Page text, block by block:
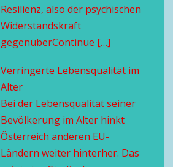
Resilienz, also der psychischen
Widerstandskraft
gegenüberContinue […]
Verringerte Lebensqualität im
Alter
Bei der Lebensqualität seiner
Bevölkerung im Alter hinkt
Österreich anderen EU-
Ländern weiter hinterher. Das